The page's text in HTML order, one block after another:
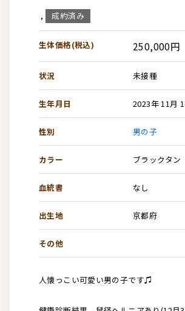
, 成約済み
生体価格(税込) 250,000円
状況 未接種
生年月日 2023年 11月
性別 男の子
カラー ブラックタン
血統書 なし
出生地 京都府
その他
人懐っこい可愛い男の子です♫